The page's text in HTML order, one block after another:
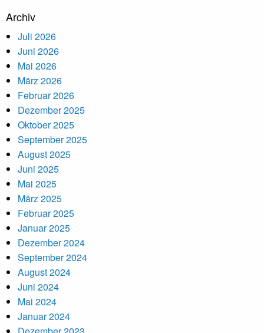
Archiv
Juli 2026
Juni 2026
Mai 2026
März 2026
Februar 2026
Dezember 2025
Oktober 2025
September 2025
August 2025
Juni 2025
Mai 2025
März 2025
Februar 2025
Januar 2025
Dezember 2024
September 2024
August 2024
Juni 2024
Mai 2024
Januar 2024